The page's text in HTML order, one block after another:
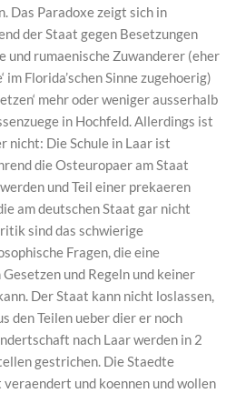
Das Paradoxe zeigt sich in
der Staat gegen Besetzungen
und rumaenische Zuwanderer (eher
im Florida’schen Sinne zugehoerig)
mehr oder weniger ausserhalb
in Hochfeld. Allerdings ist
nicht: Die Schule in Laar ist
die Osteuropaer am Staat
und Teil einer prekaeren
am deutschen Staat gar nicht
sind das schwierige
Fragen, die eine
und Regeln und keiner
Der Staat kann nicht loslassen,
den Teilen ueber dier er noch
nach Laar werden in 2
gestrichen. Die Staedte
und koennen und wollen